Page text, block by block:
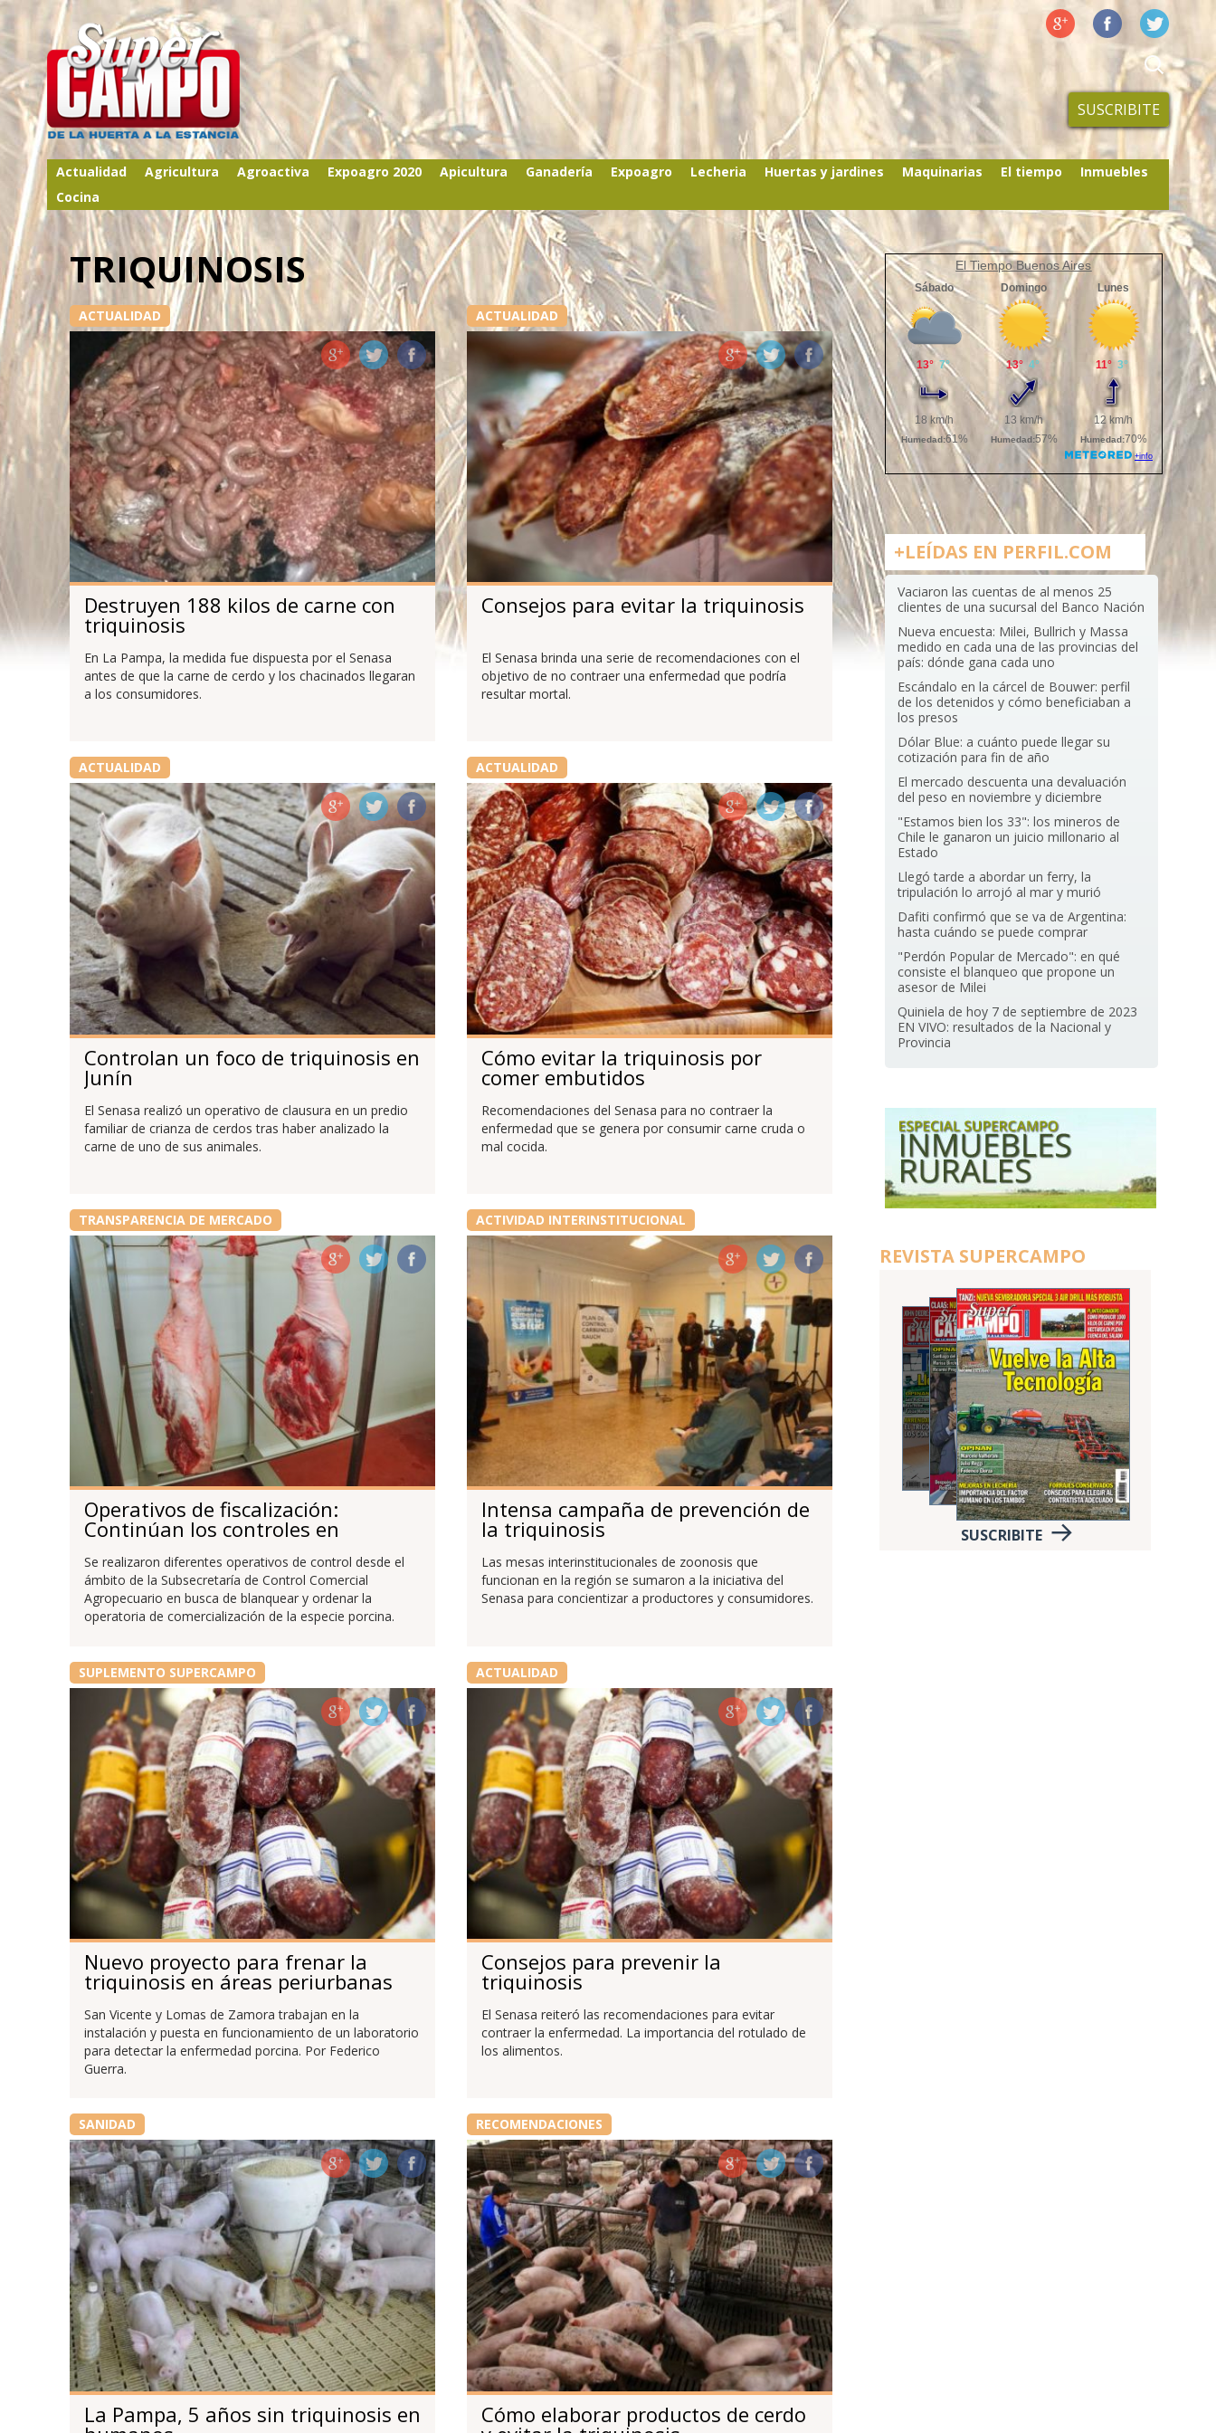
SUSCRIBITE
Actualidad Agricultura Agroactiva Expoagro 2020 Apicultura Ganadería Expoagro Lecheria Huertas y jardines Maquinarias El tiempo
Inmuebles
Cocina
TRIQUINOSIS
ACTUALIDAD
Destruyen 188 kilos de carne con
triquinosis
En La Pampa, la medida fue dispuesta por el Senasa
antes de que la carne de cerdo y los chacinados llegaran
a los consumidores.
ACTUALIDAD
Consejos para evitar la triquinosis
El Senasa brinda una serie de recomendaciones con el
objetivo de no contraer una enfermedad que podría
resultar mortal.
ACTUALIDAD
Controlan un foco de triquinosis en
Junín
El Senasa realizó un operativo de clausura en un predio
familiar de crianza de cerdos tras haber analizado la
carne de uno de sus animales.
ACTUALIDAD
Cómo evitar la triquinosis por
comer embutidos
Recomendaciones del Senasa para no contraer la
enfermedad que se genera por consumir carne cruda o
mal cocida.
TRANSPARENCIA DE MERCADO
Operativos de fiscalización:
Continúan los controles en
Se realizaron diferentes operativos de control desde el
ámbito de la Subsecretaría de Control Comercial
Agropecuario en busca de blanquear y ordenar la
operatoria de comercialización de la especie porcina.
ACTIVIDAD INTERINSTITUCIONAL
Intensa campaña de prevención de
la triquinosis
Las mesas interinstitucionales de zoonosis que
funcionan en la región se sumaron a la iniciativa del
Senasa para concientizar a productores y consumidores.
SUPLEMENTO SUPERCAMPO
Nuevo proyecto para frenar la
triquinosis en áreas periurbanas
San Vicente y Lomas de Zamora trabajan en la
instalación y puesta en funcionamiento de un laboratorio
para detectar la enfermedad porcina. Por Federico
Guerra.
ACTUALIDAD
Consejos para prevenir la
triquinosis
El Senasa reiteró las recomendaciones para evitar
contraer la enfermedad. La importancia del rotulado de
los alimentos.
SANIDAD
La Pampa, 5 años sin triquinosis en
RECOMENDACIONES
Cómo elaborar productos de cerdo
El Tiempo Buenos Aires
+LEÍDAS EN PERFIL.COM
Vaciaron las cuentas de al menos 25
clientes de una sucursal del Banco Nación
Nueva encuesta: Milei, Bullrich y Massa
medido en cada una de las provincias del
país: dónde gana cada uno
Escándalo en la cárcel de Bouwer: perfil
de los detenidos y cómo beneficiaban a
los presos
Dólar Blue: a cuánto puede llegar su
cotización para fin de año
El mercado descuenta una devaluación
del peso en noviembre y diciembre
"Estamos bien los 33": los mineros de
Chile le ganaron un juicio millonario al
Estado
Llegó tarde a abordar un ferry, la
tripulación lo arrojó al mar y murió
Dafiti confirmó que se va de Argentina:
hasta cuándo se puede comprar
"Perdón Popular de Mercado": en qué
consiste el blanqueo que propone un
asesor de Milei
Quiniela de hoy 7 de septiembre de 2023
EN VIVO: resultados de la Nacional y
Provincia
REVISTA SUPERCAMPO
SUSCRIBITE